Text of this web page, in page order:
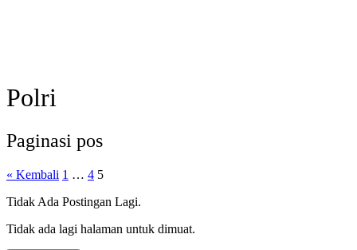
Polri
Paginasi pos
« Kembali 1 … 4 5
Tidak Ada Postingan Lagi.
Tidak ada lagi halaman untuk dimuat.